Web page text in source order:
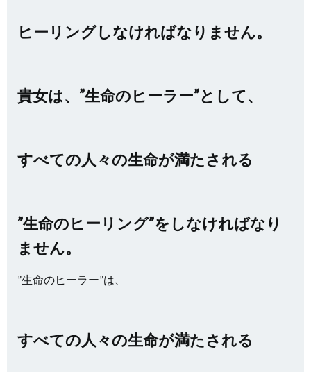
ヒーリングしなければなりません。
貴女は、”生命のヒーラー”として、
すべての人々の生命が満たされる
”生命のヒーリング”をしなければなり
ません。
”生命のヒーラー”は、
すべての人々の生命が満たされる